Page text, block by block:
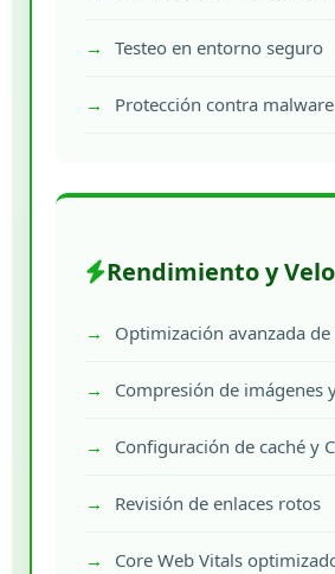
Testeo en entorno seguro
Protección contra
Rendimiento y
Optimización avanzada de
Compresión de imágenes
Configuración de caché y
Revisión de enlaces rotos
Core Web Vitals